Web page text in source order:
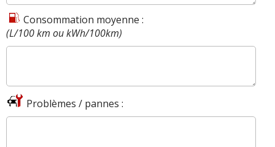
Consommation moyenne :
(L/100 km ou kWh/100km)
Problèmes / pannes :